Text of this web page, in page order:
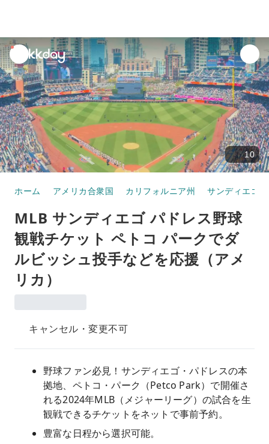
unread
notifications
10
ホーム アメリカ合衆国 カリフォルニア州 サンディエゴ
MLB サンディエゴ パドレス野球
観戦チケット ペトコ パークでダ
ルビッシュ投手などを応援（アメ
リカ）
キャンセル・変更不可
野球ファン必見！サンディエゴ・パドレスの本
拠地、ペトコ・パーク（Petco Park）で開催さ
れる2024年MLB（メジャーリーグ）の試合を生
観戦できるチケットをネットで事前予約。
豊富な日程から選択可能。